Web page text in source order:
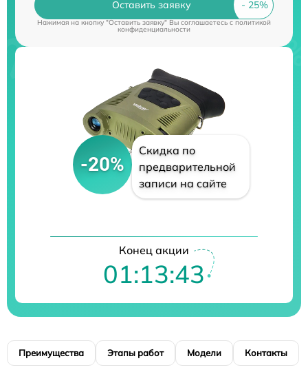
Оставить заявку
Нажимая на кнопку "Оставить заявку" Вы соглашаетесь cполитикой
конфиденциальности
-20%
Скидка по
предварительной
записи на сайте
Конец акции
01:13:42
Преимущества Этапы работ Модели Контакты